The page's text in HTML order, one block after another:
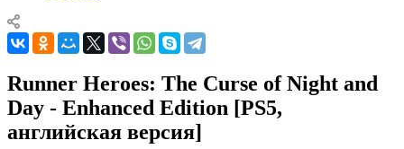
Runner Heroes: The Curse of Night and
Day - Enhanced Edition [PS5,
английская версия]